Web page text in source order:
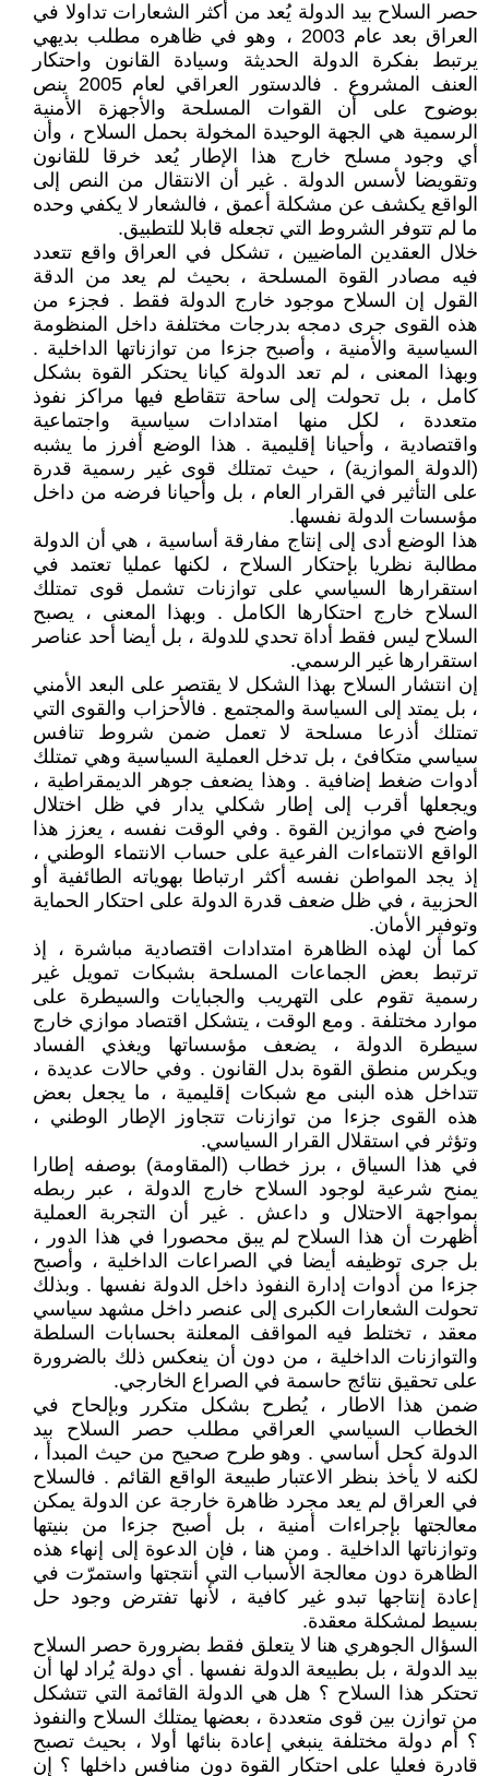
حصر السلاح بيد الدولة يُعد من أكثر الشعارات تداولا في
العراق بعد عام 2003 ، وهو في ظاهره مطلب بديهي
يرتبط بفكرة الدولة الحديثة وسيادة القانون واحتكار
العنف المشروع . فالدستور العراقي لعام 2005 ينص
بوضوح على أن القوات المسلحة والأجهزة الأمنية
الرسمية هي الجهة الوحيدة المخولة بحمل السلاح ، وأن
أي وجود مسلح خارج هذا الإطار يُعد خرقا للقانون
وتقويضا لأسس الدولة . غير أن الانتقال من النص إلى
الواقع يكشف عن مشكلة أعمق ، فالشعار لا يكفي وحده
ما لم تتوفر الشروط التي تجعله قابلا للتطبيق.
خلال العقدين الماضيين ، تشكل في العراق واقع تتعدد
فيه مصادر القوة المسلحة ، بحيث لم يعد من الدقة
القول إن السلاح موجود خارج الدولة فقط . فجزء من
هذه القوى جرى دمجه بدرجات مختلفة داخل المنظومة
السياسية والأمنية ، وأصبح جزءا من توازناتها الداخلية .
وبهذا المعنى ، لم تعد الدولة كيانا يحتكر القوة بشكل
كامل ، بل تحولت إلى ساحة تتقاطع فيها مراكز نفوذ
متعددة ، لكل منها امتدادات سياسية واجتماعية
واقتصادية ، وأحيانا إقليمية . هذا الوضع أفرز ما يشبه
(الدولة الموازية) ، حيث تمتلك قوى غير رسمية قدرة
على التأثير في القرار العام ، بل وأحيانا فرضه من داخل
مؤسسات الدولة نفسها.
هذا الوضع أدى إلى إنتاج مفارقة أساسية ، هي أن الدولة
مطالبة نظريا بإحتكار السلاح ، لكنها عمليا تعتمد في
استقرارها السياسي على توازنات تشمل قوى تمتلك
السلاح خارج احتكارها الكامل . وبهذا المعنى ، يصبح
السلاح ليس فقط أداة تحدي للدولة ، بل أيضا أحد عناصر
استقرارها غير الرسمي.
إن انتشار السلاح بهذا الشكل لا يقتصر على البعد الأمني
، بل يمتد إلى السياسة والمجتمع . فالأحزاب والقوى التي
تمتلك أذرعا مسلحة لا تعمل ضمن شروط تنافس
سياسي متكافئ ، بل تدخل العملية السياسية وهي تمتلك
أدوات ضغط إضافية . وهذا يضعف جوهر الديمقراطية ،
ويجعلها أقرب إلى إطار شكلي يدار في ظل اختلال
واضح في موازين القوة . وفي الوقت نفسه ، يعزز هذا
الواقع الانتماءات الفرعية على حساب الانتماء الوطني ،
إذ يجد المواطن نفسه أكثر ارتباطا بهوياته الطائفية أو
الحزبية ، في ظل ضعف قدرة الدولة على احتكار الحماية
وتوفير الأمان.
كما أن لهذه الظاهرة امتدادات اقتصادية مباشرة ، إذ
ترتبط بعض الجماعات المسلحة بشبكات تمويل غير
رسمية تقوم على التهريب والجبايات والسيطرة على
موارد مختلفة . ومع الوقت ، يتشكل اقتصاد موازي خارج
سيطرة الدولة ، يضعف مؤسساتها ويغذي الفساد
ويكرس منطق القوة بدل القانون . وفي حالات عديدة ،
تتداخل هذه البنى مع شبكات إقليمية ، ما يجعل بعض
هذه القوى جزءا من توازنات تتجاوز الإطار الوطني ،
وتؤثر في استقلال القرار السياسي.
في هذا السياق ، برز خطاب (المقاومة) بوصفه إطارا
يمنح شرعية لوجود السلاح خارج الدولة ، عبر ربطه
بمواجهة الاحتلال و داعش . غير أن التجربة العملية
أظهرت أن هذا السلاح لم يبق محصورا في هذا الدور ،
بل جرى توظيفه أيضا في الصراعات الداخلية ، وأصبح
جزءا من أدوات إدارة النفوذ داخل الدولة نفسها . وبذلك
تحولت الشعارات الكبرى إلى عنصر داخل مشهد سياسي
معقد ، تختلط فيه المواقف المعلنة بحسابات السلطة
والتوازنات الداخلية ، من دون أن ينعكس ذلك بالضرورة
على تحقيق نتائج حاسمة في الصراع الخارجي.
ضمن هذا الاطار ، يُطرح بشكل متكرر وبإلحاح في
الخطاب السياسي العراقي مطلب حصر السلاح بيد
الدولة كحل أساسي . وهو طرح صحيح من حيث المبدأ ،
لكنه لا يأخذ بنظر الاعتبار طبيعة الواقع القائم . فالسلاح
في العراق لم يعد مجرد ظاهرة خارجة عن الدولة يمكن
معالجتها بإجراءات أمنية ، بل أصبح جزءا من بنيتها
وتوازناتها الداخلية . ومن هنا ، فإن الدعوة إلى إنهاء هذه
الظاهرة دون معالجة الأسباب التي أنتجتها واستمرّت في
إعادة إنتاجها تبدو غير كافية ، لأنها تفترض وجود حل
بسيط لمشكلة معقدة.
السؤال الجوهري هنا لا يتعلق فقط بضرورة حصر السلاح
بيد الدولة ، بل بطبيعة الدولة نفسها . أي دولة يُراد لها أن
تحتكر هذا السلاح ؟ هل هي الدولة القائمة التي تتشكل
من توازن بين قوى متعددة ، بعضها يمتلك السلاح والنفوذ
؟ أم دولة مختلفة ينبغي إعادة بنائها أولا ، بحيث تصبح
قادرة فعليا على احتكار القوة دون منافس داخلها ؟ إن